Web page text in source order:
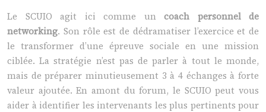
Le SCUIO agit ici comme un coach personnel de
networking. Son rôle est de dédramatiser l’exercice et de
le transformer d’une épreuve sociale en une mission
ciblée. La stratégie n’est pas de parler à tout le monde,
mais de préparer minutieusement 3 à 4 échanges à forte
valeur ajoutée. En amont du forum, le SCUIO peut vous
aider à identifier les intervenants les plus pertinents pour